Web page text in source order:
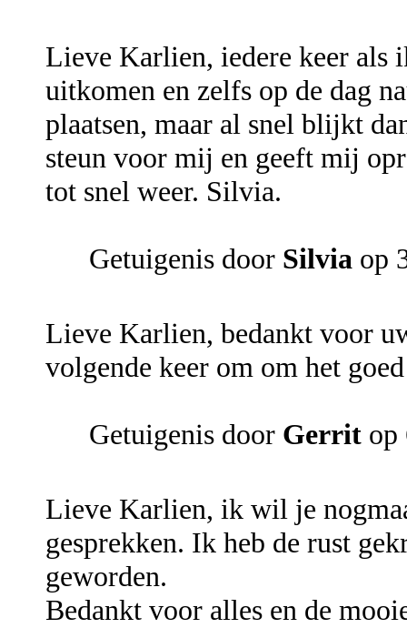
Lieve Karlien, iedere keer als
uitkomen en zelfs op de dag
plaatsen, maar al snel blijkt
steun voor mij en geeft mij
tot snel weer. Silvia.
Getuigenis door Silvia op
Lieve Karlien, bedankt voor
volgende keer om om het
Getuigenis door Gerrit op
Lieve Karlien, ik wil je
gesprekken. Ik heb de rust
geworden.
Bedankt voor alles en de